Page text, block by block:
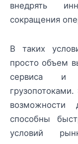
внедрять
сокращения
В таких
просто объем
сервиса и
возможности
способны
условий